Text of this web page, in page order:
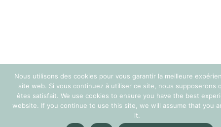
Nous utilisons des cookies pour vous garantir la meilleure
site web. Si vous continuez à utiliser ce site, nous supposerons
êtes satisfait. We use cookies to ensure you have the best
website. If you continue to use this site, we will assume that you
it.